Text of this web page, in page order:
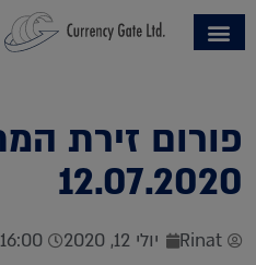
פורום זירת
12.07.2020
Rinat יולי 12, 2020 16:00